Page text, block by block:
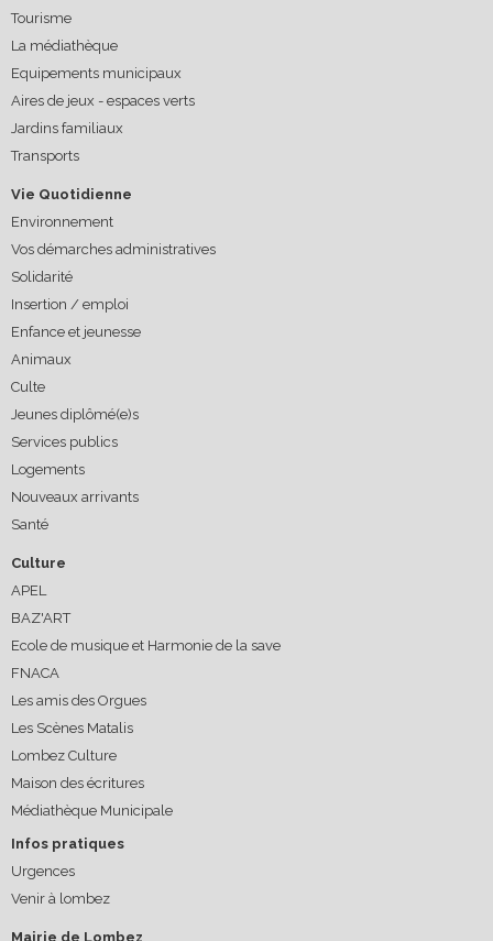
Tourisme
La médiathèque
Equipements municipaux
Aires de jeux - espaces verts
Jardins familiaux
Transports
Vie Quotidienne
Environnement
Vos démarches administratives
Solidarité
Insertion / emploi
Enfance et jeunesse
Animaux
Culte
Jeunes diplômé(e)s
Services publics
Logements
Nouveaux arrivants
Santé
Culture
APEL
BAZ'ART
Ecole de musique et Harmonie de la save
FNACA
Les amis des Orgues
Les Scènes Matalis
Lombez Culture
Maison des écritures
Médiathèque Municipale
Infos pratiques
Urgences
Venir à lombez
Mairie de Lombez